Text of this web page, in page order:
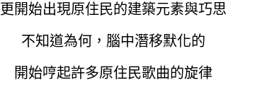
更開始出現原住民的建築元素與巧思
不知道為何，腦中潛移默化的
開始哼起許多原住民歌曲的旋律